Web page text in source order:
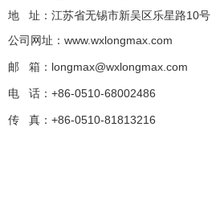
地
址：江苏省无锡市新吴区乐星路10号
公司网址： www.wxlongmax.com
邮 箱：longmax@wxlongmax.com
电 话：+86-0510-68002486
传 真：+86-0510-81813216